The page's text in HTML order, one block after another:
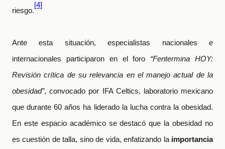
riesgo.
[4]
Ante esta situación, especialistas nacionales e
internacionales participaron en el foro “Fentermina HOY:
Revisión crítica de su relevancia en el manejo actual de la
obesidad”, convocado por IFA Celtics, laboratorio mexicano
que durante 60 años ha liderado la lucha contra la obesidad.
En este espacio académico se destacó que la obesidad no
es cuestión de talla, sino de vida, enfatizando la importancia